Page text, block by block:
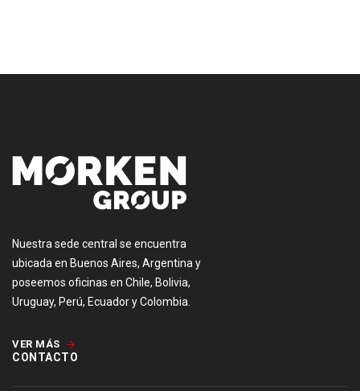
Nuestra sede central se encuentra
ubicada en Buenos Aires, Argentina y
poseemos oficinas en Chile, Bolivia,
Uruguay, Perú, Ecuador y Colombia.
VER MÁS
CONTACTO